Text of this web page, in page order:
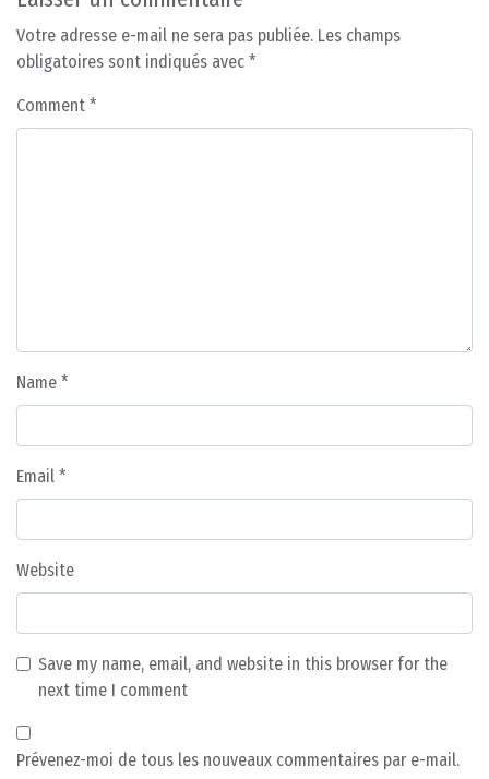
Votre adresse e-mail ne sera pas publiée. Les champs
obligatoires sont indiqués avec *
Comment *
Name *
Email *
Website
Save my name, email, and website in this browser for the
next time I comment
Prévenez-moi de tous les nouveaux commentaires par e-mail.